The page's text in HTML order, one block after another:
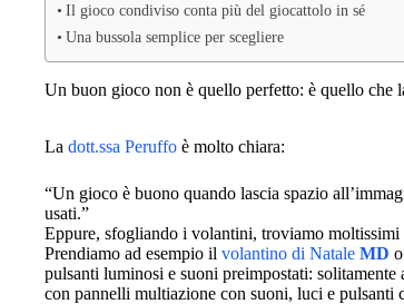
Il gioco condiviso conta più del giocattolo in sé
Una bussola semplice per scegliere
Un buon gioco non è quello perfetto: è quello che
La dott.ssa Peruffo è molto chiara:
“Un gioco è buono quando lascia spazio
usati.”
Eppure, sfogliando i volantini, troviamo moltissimi
Prendiamo ad esempio il volantino di Natale MD
pulsanti luminosi e suoni preimpostati:
con pannelli multiazione con suoni, luci e pulsanti